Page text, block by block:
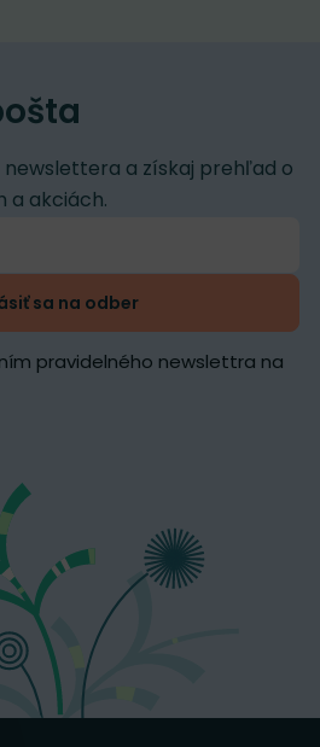
a získaj prehľad o
a akciách.
sa na odber
pravidelného newslettra na